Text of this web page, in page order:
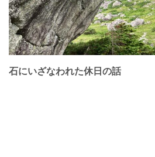
石にいざなわれた休日の話